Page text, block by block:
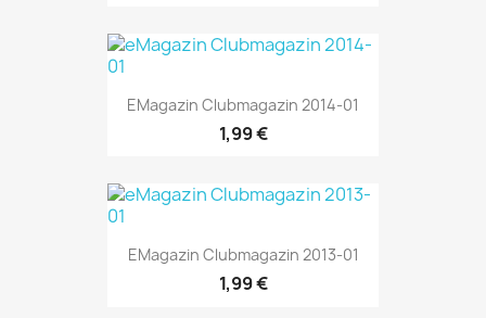
EMagazin Clubmagazin 2014-01
1,99 €
EMagazin Clubmagazin 2013-01
1,99 €